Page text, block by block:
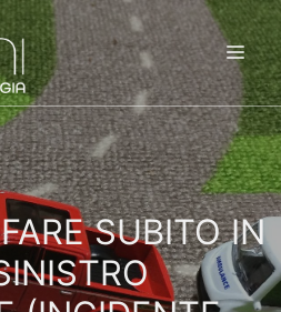
SUBITO IN